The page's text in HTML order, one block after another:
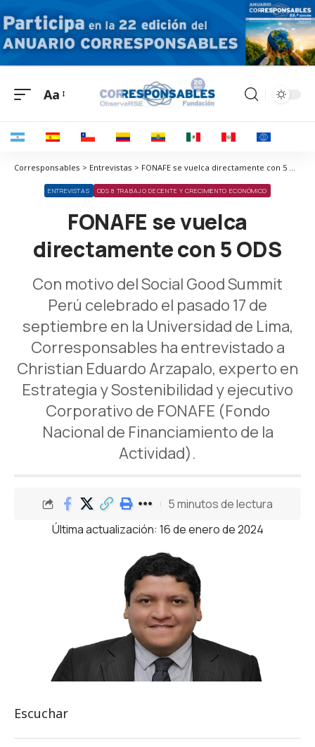
Aa
Corresponsables > Entrevistas > FONAFE se vuelca directamente con 5 ODS
ENTREVISTAS ODS 8 TRABAJO DECENTE Y CRECIMIENTO ECONÓMICO
FONAFE se vuelca
directamente con 5 ODS
Con motivo del Social Good Summit
Perú celebrado el pasado 17 de
septiembre en la Universidad de Lima,
Corresponsables ha entrevistado a
Christian Eduardo Arzapalo, experto en
Estrategia y Sostenibilidad y ejecutivo
Corporativo de FONAFE (Fondo
Nacional de Financiamiento de la
Actividad).
Última actualización: 16 de enero de 2024
5 minutos de lectura
Escuchar